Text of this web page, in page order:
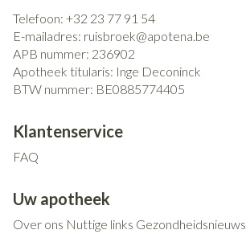
Telefoon: +32 23 77 91 54
E-mailadres: ruisbroek@apotena.be
APB nummer: 236902
Apotheek titularis: Inge Deconinck
BTW nummer: BE0885774405
Klantenservice
FAQ
Uw apotheek
Over ons Nuttige links Gezondheidsnieuws